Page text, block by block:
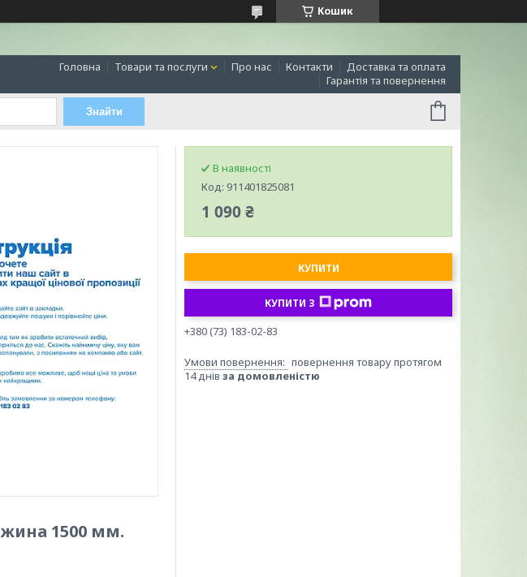
Кошик
Головна Товари та послуги Про нас Контакти
Доставка та оплата
Гарантія та повернення
Знайти
1500 мм.
В наявності
Код: 911401825081
1 090 ₴
КУПИТИ
КУПИТИ З
+380 (73) 183-02-83
повернення товару протягом
14 днів за домовленістю